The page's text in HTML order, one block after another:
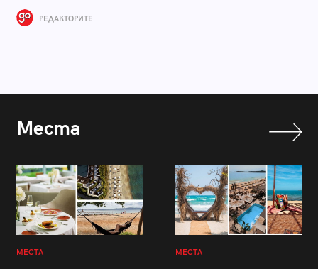
РЕДАКТОРИТЕ
Места
МЕСТА МЕСТА